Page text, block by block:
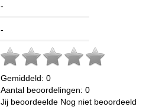
-
-
Gemiddeld: 0
Aantal beoordelingen: 0
Jij beoordeelde Nog niet beoordeeld